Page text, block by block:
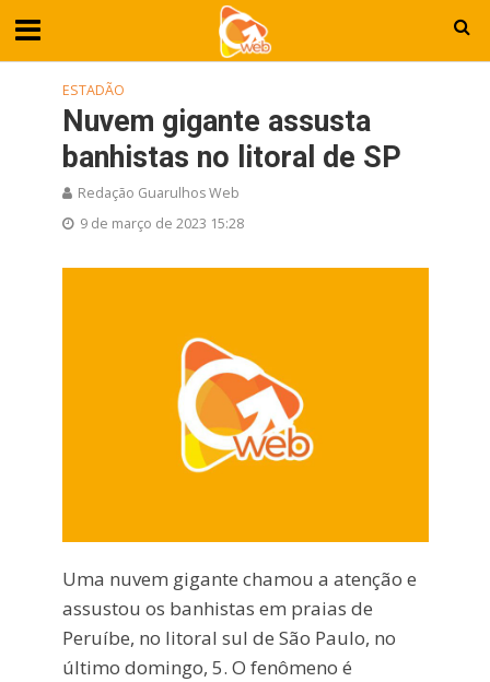
ESTADÃO
Nuvem gigante assusta
banhistas no litoral de SP
Redação Guarulhos Web
9 de março de 2023 15:28
Uma nuvem gigante chamou a atenção e
assustou os banhistas em praias de
Peruíbe, no litoral sul de São Paulo, no
último domingo, 5. O fenômeno é